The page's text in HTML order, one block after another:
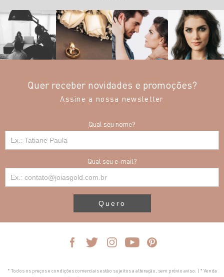
Quer receber novidades e promoções?
Assine a nossa newsletter
Qual seu nome?
Qual seu e-mail?
Quero
* Todos os preços e condições comerciais estão sujeitos a alteração, sem prévio aviso. | * Venda